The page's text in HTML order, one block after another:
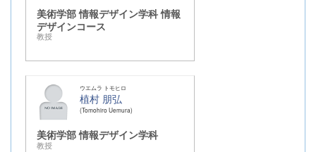
美術学部 情報デザイン学科 情報
デザインコース
教授
ウエムラ トモヒロ
植村 朋弘
Tomohiro Uemura
美術学部 情報デザイン学科
教授